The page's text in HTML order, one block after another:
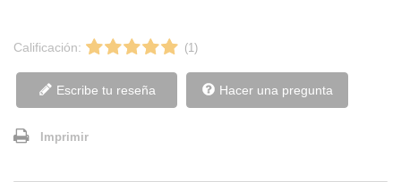
Calificación: (1)
Escribe tu reseña Hacer una pregunta
Imprimir